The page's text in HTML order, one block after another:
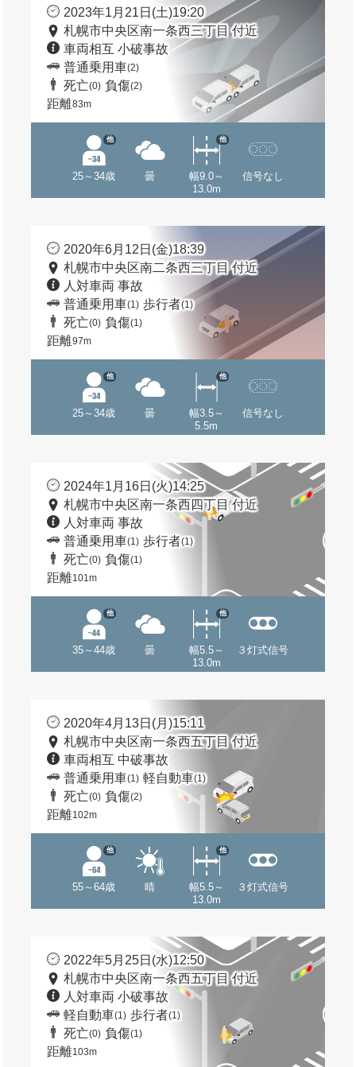
2023年1月21日(土)19:20
札幌市中央区南一条西三丁目 付近
車両相互 小破事故
普通乗用車(2)
死亡(0) 負傷(2)
距離83m
25～34歳
他
曇
幅9.0～
13.0m
他
信号なし
2020年6月12日(金)18:39
札幌市中央区南二条西三丁目 付近
人対車両 事故
普通乗用車(1) 歩行者(1)
死亡(0) 負傷(1)
距離97m
25～34歳
他
曇
幅3.5～
5.5m
他
信号なし
2024年1月16日(火)14:25
札幌市中央区南一条西四丁目 付近
人対車両 事故
普通乗用車(1) 歩行者(1)
死亡(0) 負傷(1)
距離101m
35～44歳
他
曇
幅5.5～
13.0m
他
３灯式信号
2020年4月13日(月)15:11
札幌市中央区南一条西五丁目 付近
車両相互 中破事故
普通乗用車(1) 軽自動車(1)
死亡(0) 負傷(2)
距離102m
55～64歳
他
晴
幅5.5～
13.0m
他
３灯式信号
2022年5月25日(水)12:50
札幌市中央区南一条西五丁目 付近
人対車両 小破事故
軽自動車(1) 歩行者(1)
死亡(0) 負傷(1)
距離103m